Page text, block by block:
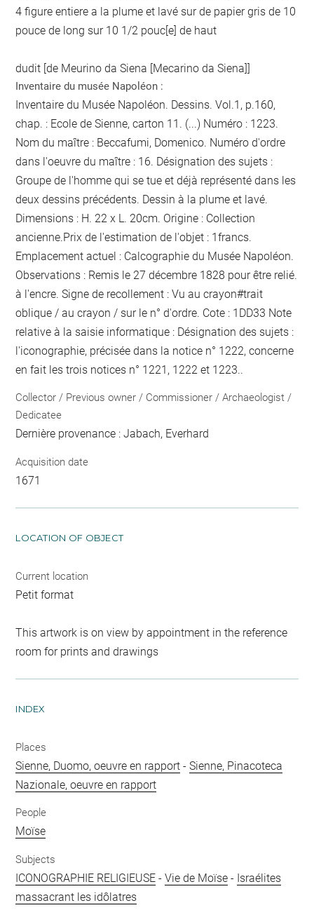
4 figure entiere a la plume et lavé sur de papier gris de 10
pouce de long sur 10 1/2 pouc[e] de haut
dudit [de Meurino da Siena [Mecarino da Siena]]
Inventaire du musée Napoléon :
Inventaire du Musée Napoléon. Dessins. Vol.1, p.160,
chap. : Ecole de Sienne, carton 11. (...) Numéro : 1223.
Nom du maître : Beccafumi, Domenico. Numéro d'ordre
dans l'oeuvre du maître : 16. Désignation des sujets :
Groupe de l'homme qui se tue et déjà représenté dans les
deux dessins précédents. Dessin à la plume et lavé.
Dimensions : H. 22 x L. 20cm. Origine : Collection
ancienne.Prix de l'estimation de l'objet : 1francs.
Emplacement actuel : Calcographie du Musée Napoléon.
Observations : Remis le 27 décembre 1828 pour être relié.
à l'encre. Signe de recollement :Vu au crayon#trait
oblique / au crayon / sur le n° d'ordre. Cote : 1DD33 Note
relative à la saisie informatique : Désignation des sujets :
l'iconographie, précisée dans la notice n° 1222, concerne
en fait les trois notices n° 1221, 1222 et 1223..
Collector / Previous owner / Commissioner / Archaeologist /
Dedicatee
Dernière provenance : Jabach, Everhard
Acquisition date
1671
LOCATION OF OBJECT
Current location
Petit format
This artwork is on view by appointment in the reference
room for prints and drawings
INDEX
Places
Sienne, Duomo, oeuvre en rapport -Sienne, Pinacoteca
Nazionale, oeuvre en rapport
People
Moïse
Subjects
ICONOGRAPHIE RELIGIEUSE -Vie de Moïse - Israélites
massacrant les idôlatres